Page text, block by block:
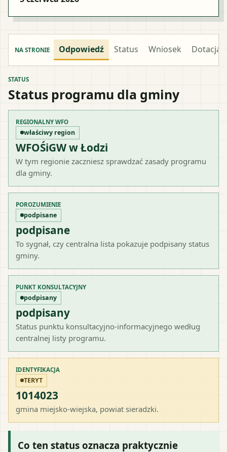
NA STRONIE Odpowiedź Status Wniosek Dotacja
STATUS
Status programu dla gminy
REGIONALNY WFO
właściwy region
WFOŚiGW w Łodzi
W tym regionie zaczniesz sprawdzać zasady programu
dla gminy.
POROZUMIENIE
podpisane
podpisane
To sygnał, czy centralna lista pokazuje podpisany status
gminy.
PUNKT KONSULTACYJNY
podpisany
podpisany
Status punktu konsultacyjno-informacyjnego według
centralnej listy programu.
IDENTYFIKACJA
TERYT
1014023
gmina miejsko-wiejska, powiat sieradzki.
Co ten status oznacza praktycznie